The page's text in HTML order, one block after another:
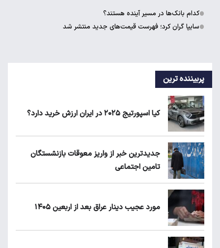
کدام بانک‌ها در مسیر آینده هستند؟
سایپا گران کرد؛ فهرست قیمت‌های جدید منتشر شد
پربیننده ترین
کیا اسپورتیج ۲۰۲۵ در ایران ارزش خرید دارد؟
جدیدترین خبر از واریز معوقات بازنشستگان
تامین اجتماعی
مورد عجیب دینار عراق بعد از اربعین ۱۴۰۵